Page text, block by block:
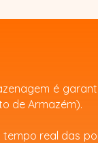
é
de Armazém).
real das